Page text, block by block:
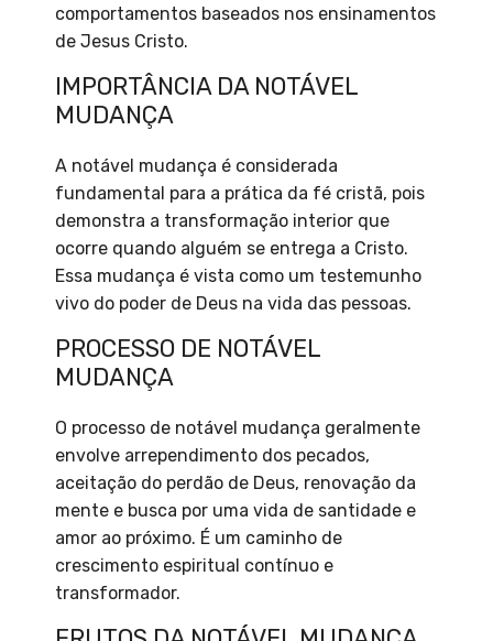
comportamentos baseados nos ensinamentos
de Jesus Cristo.
IMPORTÂNCIA DA NOTÁVEL
MUDANÇA
A notável mudança é considerada
fundamental para a prática da fé cristã, pois
demonstra a transformação interior que
ocorre quando alguém se entrega a Cristo.
Essa mudança é vista como um testemunho
vivo do poder de Deus na vida das pessoas.
PROCESSO DE NOTÁVEL
MUDANÇA
O processo de notável mudança geralmente
envolve arrependimento dos pecados,
aceitação do perdão de Deus, renovação da
mente e busca por uma vida de santidade e
amor ao próximo. É um caminho de
crescimento espiritual contínuo e
transformador.